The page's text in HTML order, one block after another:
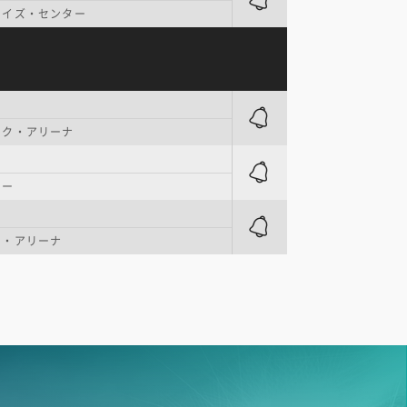
ズ・センター
・アリーナ
アリーナ